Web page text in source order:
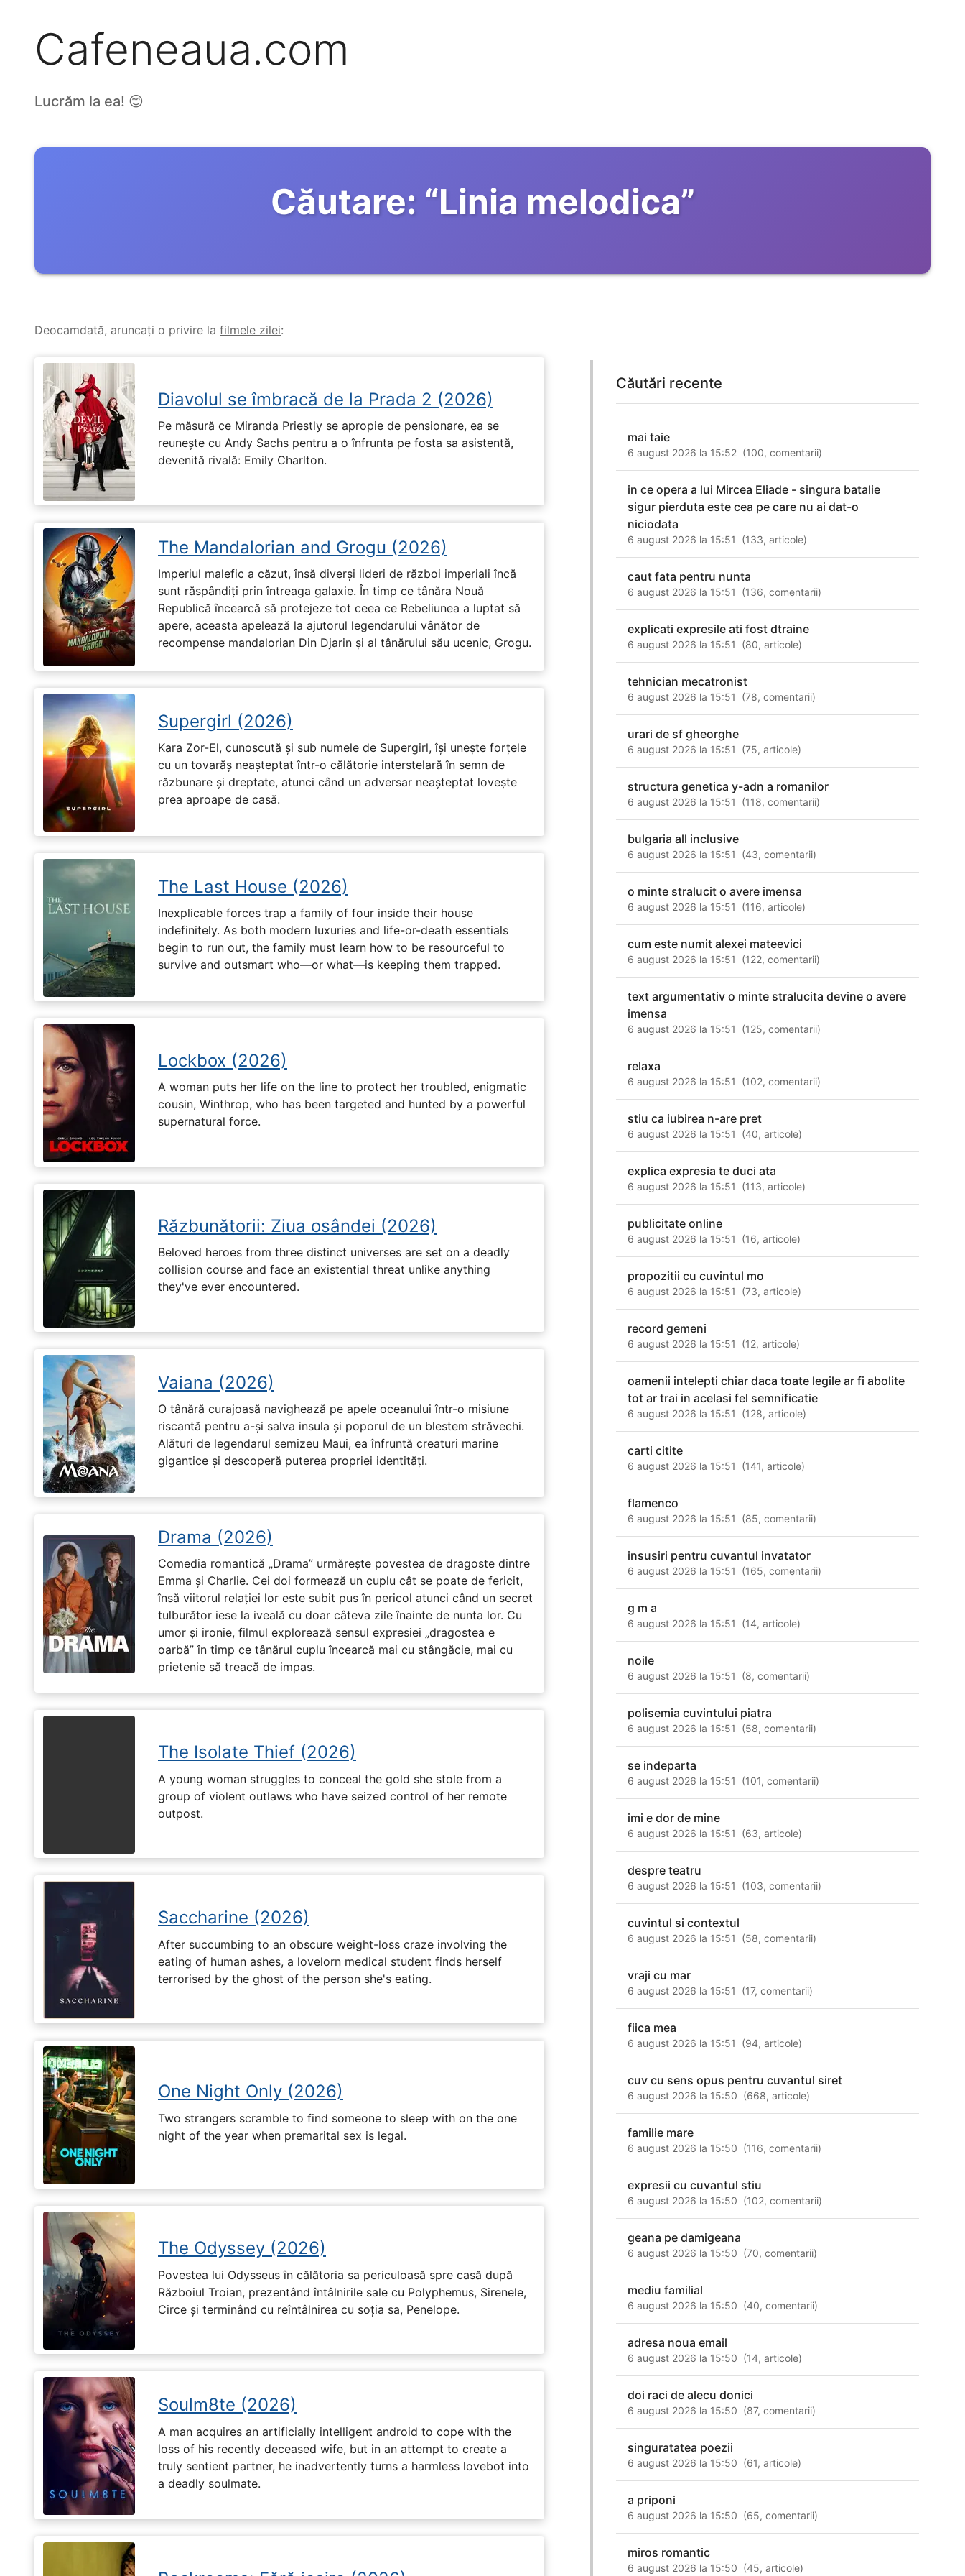
Cafeneaua.com
Lucrăm la ea! 😊
Căutare: “Linia melodica”
Deocamdată, aruncați o privire la filmele zilei:
Diavolul se îmbracă de la Prada 2 (2026)
Pe măsură ce Miranda Priestly se apropie de pensionare, ea se
reunește cu Andy Sachs pentru a o înfrunta pe fosta sa asistentă,
devenită rivală: Emily Charlton.
The Mandalorian and Grogu (2026)
Imperiul malefic a căzut, însă diverși lideri de război imperiali încă
sunt răspândiți prin întreaga galaxie. În timp ce tânăra Nouă
Republică încearcă să protejeze tot ceea ce Rebeliunea a luptat să
apere, aceasta apelează la ajutorul legendarului vânător de
recompense mandalorian Din Djarin și al tânărului său ucenic, Grogu.
Supergirl (2026)
Kara Zor-El, cunoscută și sub numele de Supergirl, își unește forțele
cu un tovarăș neașteptat într-o călătorie interstelară în semn de
răzbunare și dreptate, atunci când un adversar neașteptat lovește
prea aproape de casă.
The Last House (2026)
Inexplicable forces trap a family of four inside their house
indefinitely. As both modern luxuries and life-or-death essentials
begin to run out, the family must learn how to be resourceful to
survive and outsmart who—or what—is keeping them trapped.
Lockbox (2026)
A woman puts her life on the line to protect her troubled, enigmatic
cousin, Winthrop, who has been targeted and hunted by a powerful
supernatural force.
Răzbunătorii: Ziua osândei (2026)
Beloved heroes from three distinct universes are set on a deadly
collision course and face an existential threat unlike anything
they've ever encountered.
Vaiana (2026)
O tânără curajoasă navighează pe apele oceanului într-o misiune
riscantă pentru a-și salva insula și poporul de un blestem străvechi.
Alături de legendarul semizeu Maui, ea înfruntă creaturi marine
gigantice și descoperă puterea propriei identități.
Drama (2026)
Comedia romantică „Drama” urmărește povestea de dragoste dintre
Emma și Charlie. Cei doi formează un cuplu cât se poate de fericit,
însă viitorul relației lor este subit pus în pericol atunci când un secret
tulburător iese la iveală cu doar câteva zile înainte de nunta lor. Cu
umor și ironie, filmul explorează sensul expresiei „dragostea e
oarbă” în timp ce tânărul cuplu încearcă mai cu stângăcie, mai cu
prietenie să treacă de impas.
The Isolate Thief (2026)
A young woman struggles to conceal the gold she stole from a
group of violent outlaws who have seized control of her remote
outpost.
Saccharine (2026)
After succumbing to an obscure weight-loss craze involving the
eating of human ashes, a lovelorn medical student finds herself
terrorised by the ghost of the person she's eating.
One Night Only (2026)
Two strangers scramble to find someone to sleep with on the one
night of the year when premarital sex is legal.
The Odyssey (2026)
Povestea lui Odysseus în călătoria sa periculoasă spre casă după
Războiul Troian, prezentând întâlnirile sale cu Polyphemus, Sirenele,
Circe și terminând cu reîntâlnirea cu soția sa, Penelope.
Soulm8te (2026)
A man acquires an artificially intelligent android to cope with the
loss of his recently deceased wife, but in an attempt to create a
truly sentient partner, he inadvertently turns a harmless lovebot into
a deadly soulmate.
Căutări recente
mai taie
6 august 2026 la 15:52 (100,comentarii)
in ce opera a lui Mircea Eliade - singura batalie
sigur pierduta este cea pe care nu ai dat-o
niciodata
6 august 2026 la 15:51 (133,articole)
caut fata pentru nunta
6 august 2026 la 15:51 (136,comentarii)
explicati expresile ati fost dtraine
6 august 2026 la 15:51 (80,articole)
tehnician mecatronist
6 august 2026 la 15:51 (78,comentarii)
urari de sf gheorghe
6 august 2026 la 15:51 (75,articole)
structura genetica y-adn a romanilor
6 august 2026 la 15:51 (118,comentarii)
bulgaria all inclusive
6 august 2026 la 15:51 (43,comentarii)
o minte stralucit o avere imensa
6 august 2026 la 15:51 (116,articole)
cum este numit alexei mateevici
6 august 2026 la 15:51 (122,comentarii)
text argumentativ o minte stralucita devine o avere
imensa
6 august 2026 la 15:51 (125,comentarii)
relaxa
6 august 2026 la 15:51 (102,comentarii)
stiu ca iubirea n-are pret
6 august 2026 la 15:51 (40,articole)
explica expresia te duci ata
6 august 2026 la 15:51 (113,articole)
publicitate online
6 august 2026 la 15:51 (16,articole)
propozitii cu cuvintul mo
6 august 2026 la 15:51 (73,articole)
record gemeni
6 august 2026 la 15:51 (12,articole)
oamenii intelepti chiar daca toate legile ar fi abolite
tot ar trai in acelasi fel semnificatie
6 august 2026 la 15:51 (128,articole)
carti citite
6 august 2026 la 15:51 (141,articole)
flamenco
6 august 2026 la 15:51 (85,comentarii)
insusiri pentru cuvantul invatator
6 august 2026 la 15:51 (165,comentarii)
g m a
6 august 2026 la 15:51 (14,articole)
noile
6 august 2026 la 15:51 (8,comentarii)
polisemia cuvintului piatra
6 august 2026 la 15:51 (58,comentarii)
se indeparta
6 august 2026 la 15:51 (101,comentarii)
imi e dor de mine
6 august 2026 la 15:51 (63,articole)
despre teatru
6 august 2026 la 15:51 (103,comentarii)
cuvintul si contextul
6 august 2026 la 15:51 (58,comentarii)
vraji cu mar
6 august 2026 la 15:51 (17,comentarii)
fiica mea
6 august 2026 la 15:51 (94,articole)
cuv cu sens opus pentru cuvantul siret
6 august 2026 la 15:50 (668,articole)
familie mare
6 august 2026 la 15:50 (116,comentarii)
expresii cu cuvantul stiu
6 august 2026 la 15:50 (102,comentarii)
geana pe damigeana
6 august 2026 la 15:50 (70,comentarii)
mediu familial
6 august 2026 la 15:50 (40,comentarii)
adresa noua email
6 august 2026 la 15:50 (14,articole)
doi raci de alecu donici
6 august 2026 la 15:50 (87,comentarii)
singuratatea poezii
6 august 2026 la 15:50 (61,articole)
a priponi
6 august 2026 la 15:50 (65,comentarii)
miros romantic
6 august 2026 la 15:50 (45,articole)